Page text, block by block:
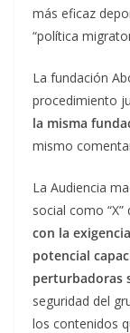
más eficaz
“política
La fundación
procedimiento
la misma
mismo
La Audiencia
social como
con la
potencial
perturbadoras
seguridad del
los contenidos